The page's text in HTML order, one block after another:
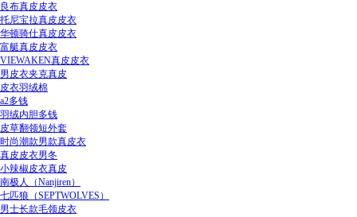
良布真皮皮衣
托尼宝拉真皮皮衣
华顿骑仕真皮皮衣
富艇真皮皮衣
VIEWAKEN真皮皮衣
男皮衣夹克真皮
皮衣羽绒棉
a2多钱
羽绒内胆多钱
皮草翻领短外套
时尚潮款男款真皮衣
真皮皮衣男冬
小辣椒皮衣真皮
南极人（Nanjiren）
七匹狼（SEPTWOLVES）
男士长款毛领皮衣